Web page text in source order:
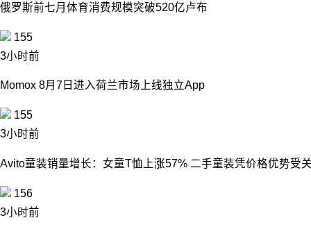
俄罗斯前七月体育消费规模突破520亿卢布
155
3小时前
Momox 8月7日进入荷兰市场上线独立App
155
3小时前
Avito童装销量增长：女童T恤上涨57% 二手童装凭价格优势受
156
3小时前